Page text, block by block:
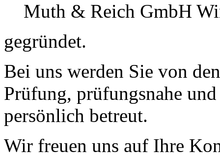
Muth & Reich GmbH
gegründet.
Bei uns werden Sie von
Prüfung, prüfungsnahe
persönlich betreut.
Wir freuen uns auf Ihre